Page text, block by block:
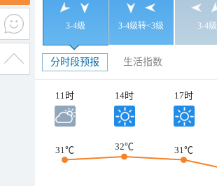
3-4级 3-4级转<3级 3-4级
分时段预报 生活指数
11时 14时 17时
31℃ 32℃
31℃